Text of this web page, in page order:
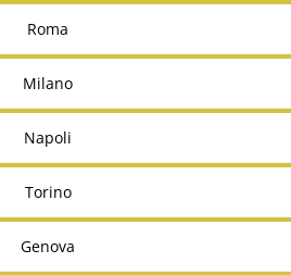
Roma
Milano
Napoli
Torino
Genova